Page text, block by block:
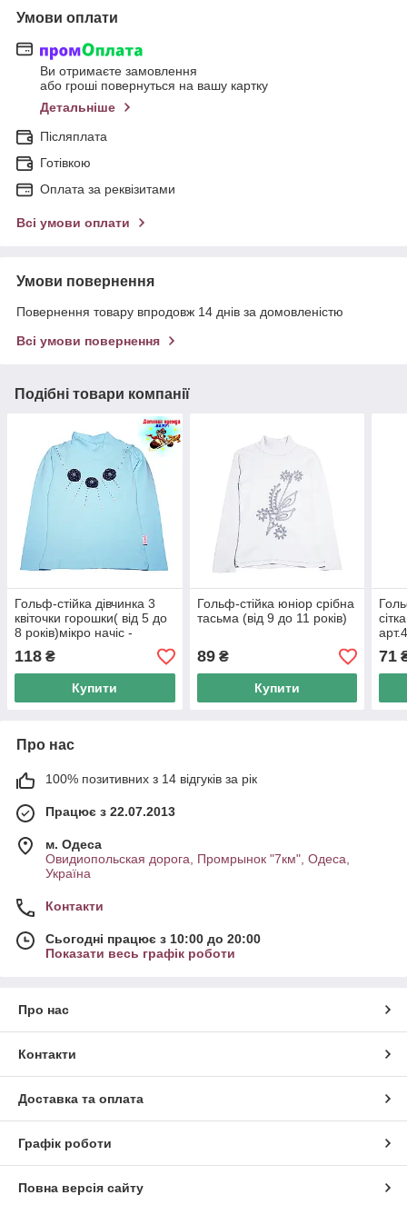
Умови оплати
Ви отримаєте замовлення
або гроші повернуться на вашу картку
Детальніше
Післяплата
Готівкою
Оплата за реквізитами
Всі умови оплати
Умови повернення
Повернення товару впродовж 14 днів за домовленістю
Всі умови повернення
Подібні товари компанії
Гольф-стійка дівчинка 3
квіточки горошки( від 5 до
8 років)мікро начіс -
арт.54694818
118 ₴
Купити
Гольф-стійка юніор срібна
тасьма (від 9 до 11 років)
89₴
Купити
71
Про нас
100% позитивних з 14 відгуків за рік
Працює з 22.07.2013
м. Одеса
Овидиопольская дорога, Промрынок "7км", Одеса,
Україна
Контакти
Сьогодні працює з 10:00 до 20:00
Показати весь графік роботи
Про нас
Контакти
Доставка та оплата
Графік роботи
Повна версія сайту